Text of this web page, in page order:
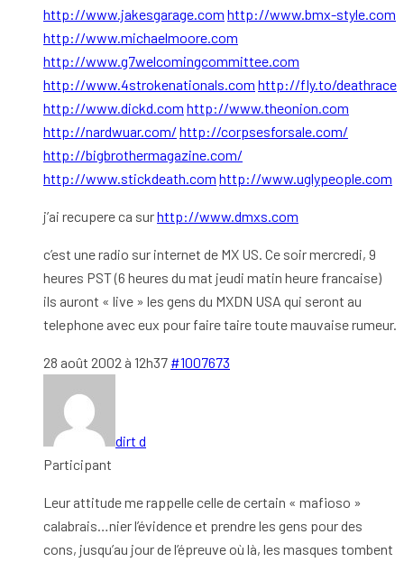
http://www.jakesgarage.com http://www.bmx-style.com
http://www.michaelmoore.com
http://www.g7welcomingcommittee.com
http://www.4strokenationals.com http://fly.to/deathrace
http://www.dickd.com http://www.theonion.com
http://nardwuar.com/ http://corpsesforsale.com/
http://bigbrothermagazine.com/
http://www.stickdeath.com http://www.uglypeople.com
j’ai recupere ca surhttp://www.dmxs.com
c’est une radio sur internet de MX US. Ce soir mercredi, 9
heures PST (6 heures du mat jeudi matin heure francaise)
ils auront « live » les gens du MXDN USA qui seront au
telephone avec eux pour faire taire toute mauvaise rumeur.
28 août 2002 à 12h37 #1007673
dirt d
Participant
Leur attitude me rappelle celle de certain « mafioso »
calabrais…nier l’évidence et prendre les gens pour des
cons, jusqu’au jour de l’épreuve où là, les masques tombent